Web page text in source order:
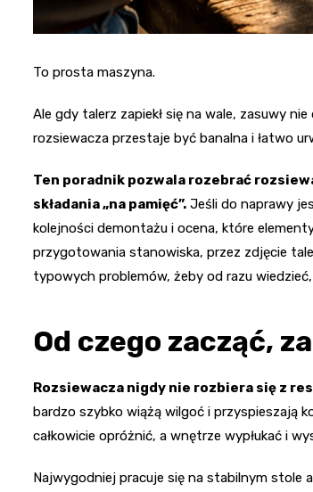
To prosta maszyna.
Ale gdy talerz zapiekł się na wale, zasuwy
rozsiewacza przestaje być banalna i łatwo
Ten poradnik pozwala rozebrać
składania „na pamięć”. Jeśli do naprawy
kolejności demontażu i ocena, które
przygotowania stanowiska, przez zdjęcie
typowych problemów, żeby od razu
Od czego zacząć,
Rozsiewacza nigdy nie rozbiera się z
bardzo szybko wiążą wilgoć i przyspieszają
całkowicie opróżnić, a wnętrze wypłukać i
Najwygodniej pracuje się na stabilnym stole